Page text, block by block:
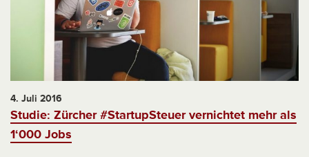
4. Juli 2016
Studie: Zürcher #StartupSteuer vernichtet mehr als
1‘000 Jobs